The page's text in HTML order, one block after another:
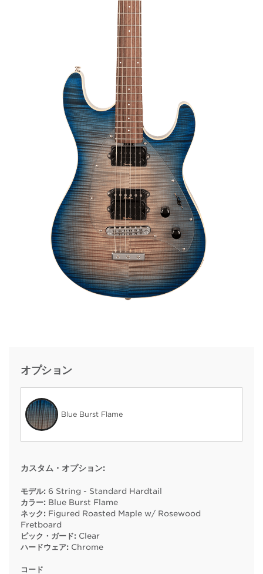
オプション
Blue Burst Flame
カスタム・オプション:
モデル: 6 String - Standard Hardtail
カラー: Blue Burst Flame
ネック: Figured Roasted Maple w/ Rosewood
Fretboard
ピック・ガード: Clear
ハードウェア: Chrome
コード